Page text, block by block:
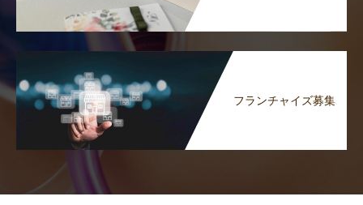
フランチャイズ募集